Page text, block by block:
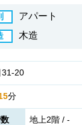
アパート
木造
31-20
分
地上2階 / -